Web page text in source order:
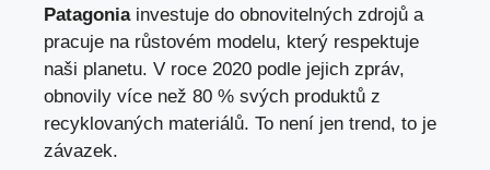
Patagoniainvestuje do obnovitelných zdrojů a
pracuje na růstovém modelu, který respektuje
naši planetu. V roce 2020 podle jejich zpráv,
obnovily více než 80 % svých produktů z
recyklovaných materiálů. To není jen trend, to je
závazek.